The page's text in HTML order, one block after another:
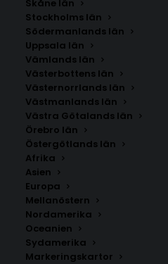
Skåne län
Stockholms län
Södermanlands län
Uppsala län
Vämlands län
Västerbottens län
Västernorrlands län
Västmanlands län
Västra Götalands län
Örebro län
Östergötlands län
Afrika
Asien
Europa
Mellanöstern
Nordamerika
Oceanien
Sydamerika
Markeringskartor
Cosmopolitan Cocktail Poster
Storlek
229.00kr